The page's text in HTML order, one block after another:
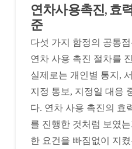
연차사용촉진, 효
준
다섯 가지 함정의 공통
연차 사용 촉진 절차를
실제로는 개인별 통지,
지정 통보, 지정일 대응
다. 연차 사용 촉진의 효
를 진행한 것처럼 보였
한 요건을 빠짐없이 지